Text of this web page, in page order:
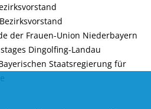
der Frauen-Union Niederbayern
Dingolfing-Landau
Staatsregierung für